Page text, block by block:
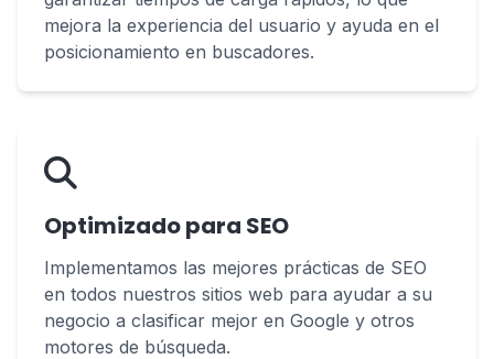
mejora la experiencia del usuario y ayuda en el
posicionamiento en buscadores.
Optimizado para SEO
Implementamos las mejores prácticas de SEO
en todos nuestros sitios web para ayudar a su
negocio a clasificar mejor en Google y otros
motores de búsqueda.